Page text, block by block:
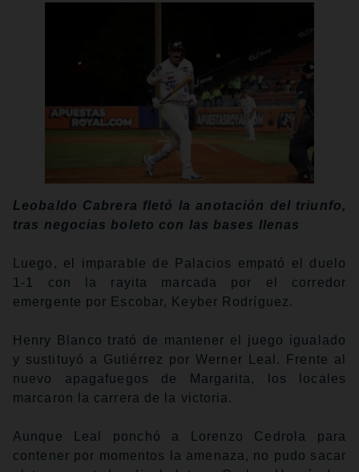
Leobaldo Cabrera fletó la anotación del triunfo,
tras negocias boleto con las bases llenas
Luego, el imparable de Palacios empató el duelo
1-1 con la rayita marcada por el corredor
emergente por Escobar, Keyber Rodríguez.
Henry Blanco trató de mantener el juego igualado
y sustituyó a Gutiérrez por Werner Leal. Frente al
nuevo apagafuegos de Margarita, los locales
marcaron la carrera de la victoria.
Aunque Leal ponchó a Lorenzo Cedrola para
contener por momentos la amenaza, no pudo sacar